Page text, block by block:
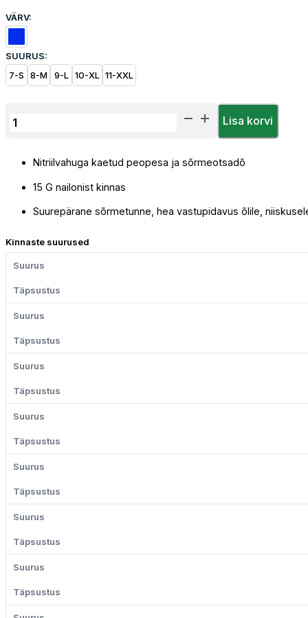
VÄRV:
SUURUS:
7-S
8-M 9-L 10-XL 11-XXL
Wonder
Air
kogus
Lisa korvi
Nitriilvahuga kaetud peopesa ja sõrmeotsadõ
15 G nailonist kinnas
Suurepärane sõrmetunne, hea vastupidavus õlile,
Kinnaste suurused
Suurus